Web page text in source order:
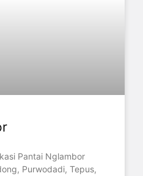
Pantai Nglambor
Purwodadi, Tepus,